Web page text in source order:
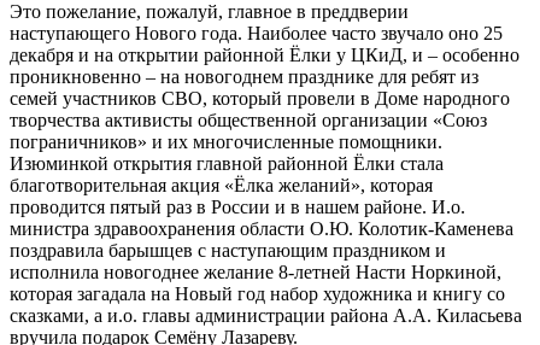
Это пожелание, пожалуй, главное в преддверии
наступающего Нового года. Наиболее часто звучало оно 25
декабря и на открытии районной Ёлки у ЦКиД, и – особенно
проникновенно – на новогоднем празднике для ребят из
семей участников СВО, который провели в Доме народного
творчества активисты общественной организации «Союз
пограничников» и их многочисленные помощники.
Изюминкой открытия главной районной Ёлки стала
благотворительная акция «Ёлка желаний», которая
проводится пятый раз в России и в нашем районе. И.о.
министра здравоохранения области О.Ю. Колотик-Каменева
поздравила барышцев с наступающим праздником и
исполнила новогоднее желание 8-летней Насти Норкиной,
которая загадала на Новый год набор художника и книгу со
сказками, а и.о. главы администрации района А.А. Киласьева
вручила подарок Семёну Лазареву.